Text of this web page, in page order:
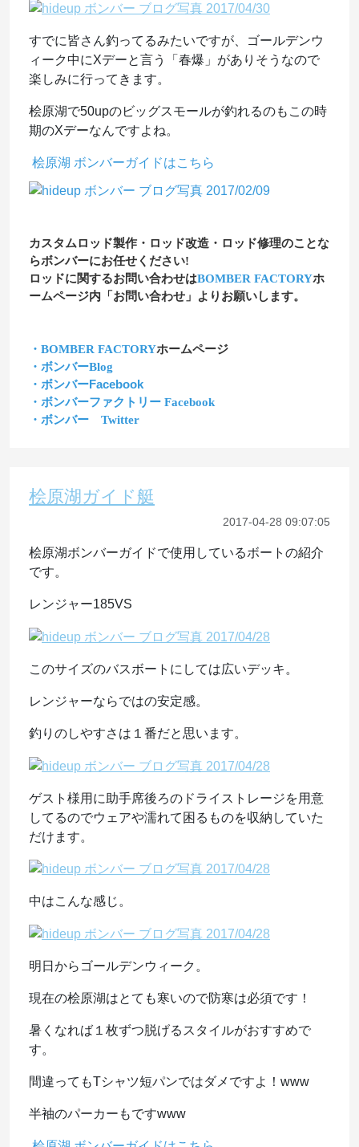
すでに皆さん釣ってるみたいですが、ゴールデンウ
ィーク中にXデーと言う「春爆」がありそうなので
楽しみに行ってきます。
桧原湖で50upのビッグスモールが釣れるのもこの時
期のXデーなんですよね。
桧原湖 ボンバーガイドはこちら
カスタムロッド製作・ロッド改造・ロッド修理のことな
らボンバーにお任せください!
ロッドに関するお問い合わせはBOMBER FACTORYホ
ームページ内「お問い合わせ」よりお願いします。
・BOMBER FACTORYホームページ
・ボンバーBlog
・ボンバーFacebook
・ボンバーファクトリー Facebook
・ボンバー Twitter
桧原湖ガイド艇
2017-04-28 09:07:05
桧原湖ボンバーガイドで使用しているボートの紹介
です。
レンジャー185VS
このサイズのバスボートにしては広いデッキ。
レンジャーならではの安定感。
釣りのしやすさは１番だと思います。
ゲスト様用に助手席後ろのドライストレージを用意
してるのでウェアや濡れて困るものを収納していた
だけます。
中はこんな感じ。
明日からゴールデンウィーク。
現在の桧原湖はとても寒いので防寒は必須です！
暑くなれば１枚ずつ脱げるスタイルがおすすめで
す。
間違ってもTシャツ短パンではダメですよ！www
半袖のパーカーもですwww